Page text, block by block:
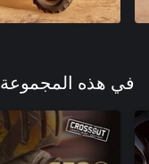
في هذه المجموعة